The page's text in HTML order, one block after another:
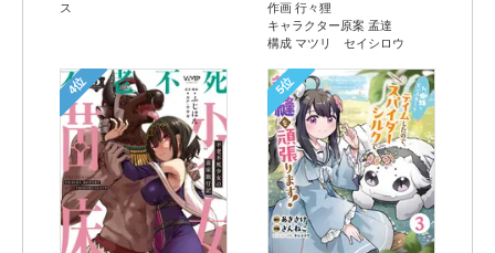
ス
作画 行々狸
キャラクター原案 孟達
構成 マツリ セイシロウ
4位 5位